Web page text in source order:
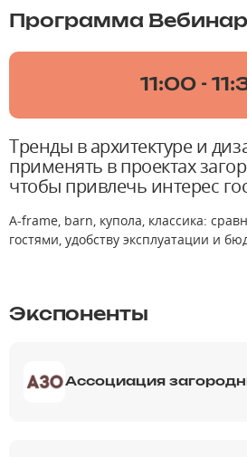
Программа
11:00 -
Тренды в архитектуре и
применять в проектах
чтобы привлечь интерес
A-frame, barn, купола, классика:
гостями, удобству эксплуатации и
Экспоненты
Ассоциация